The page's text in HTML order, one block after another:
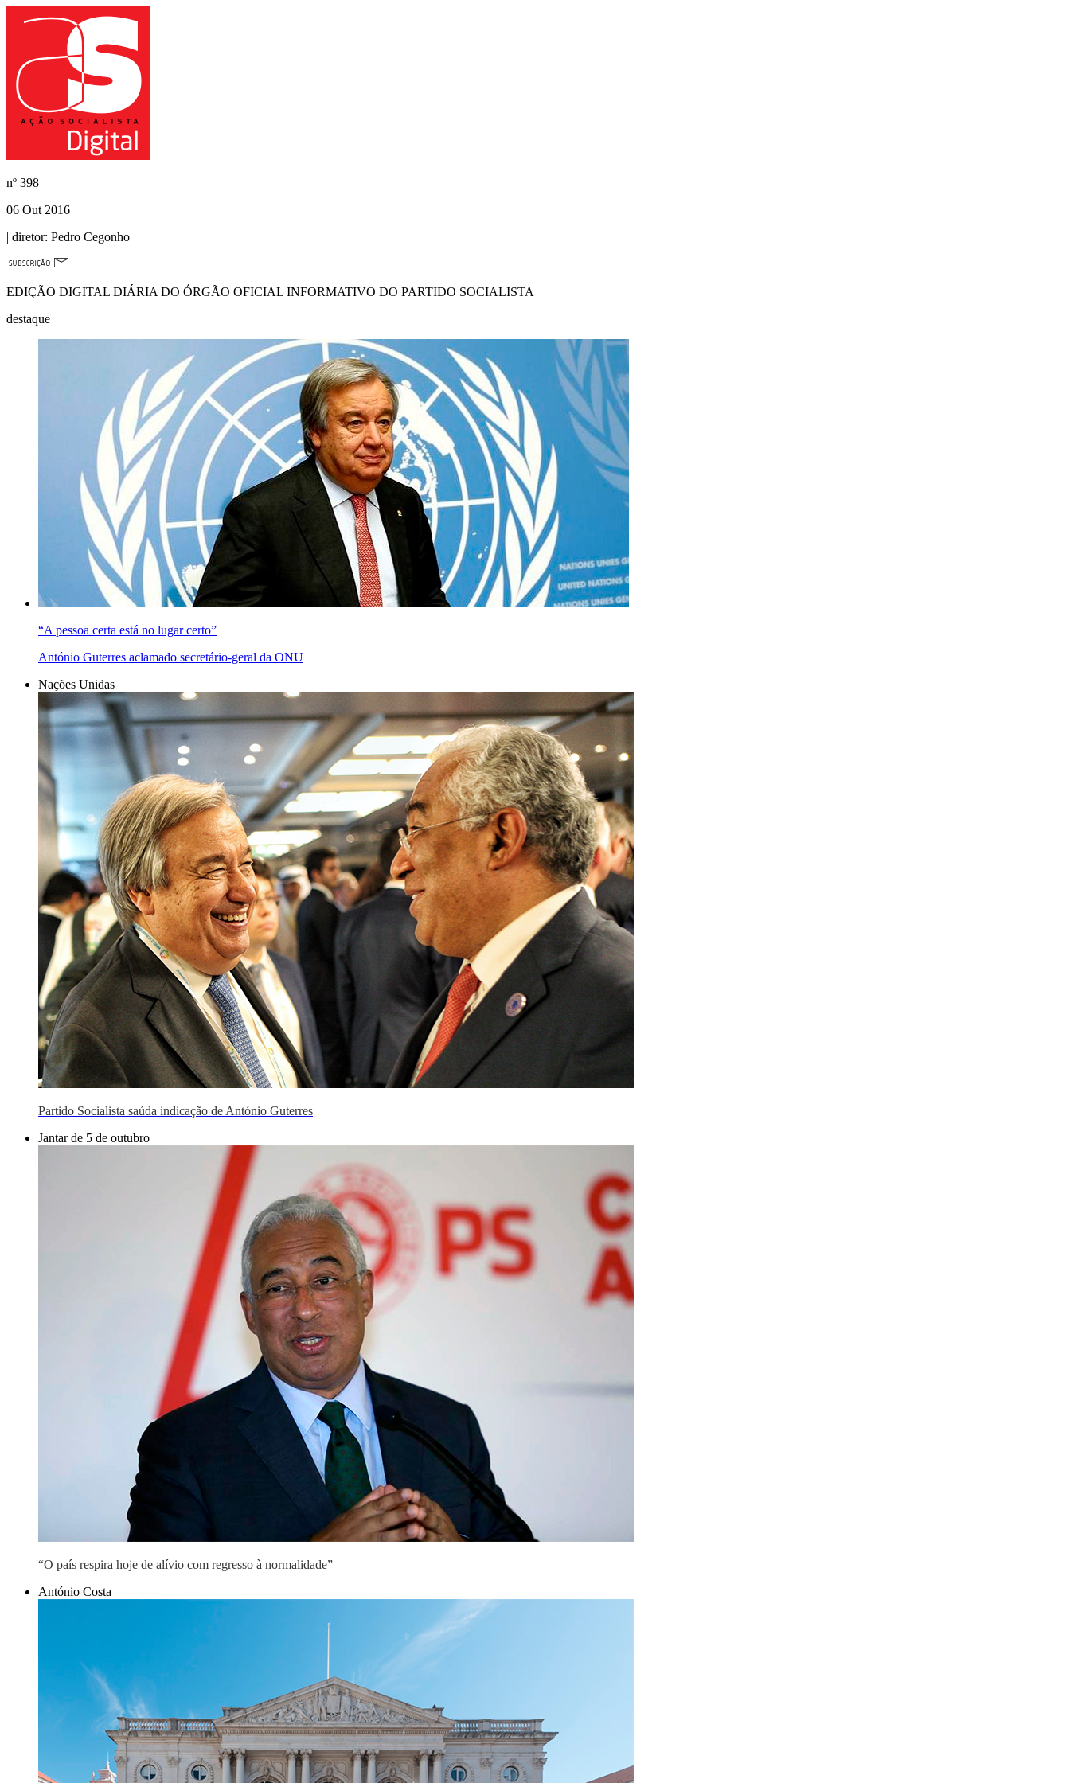
nº 398
06 Out 2016
| diretor: Pedro Cegonho
EDIÇÃO DIGITAL DIÁRIA DO ÓRGÃO OFICIAL INFORMATIVO DO PARTIDO SOCIALISTA
destaque
“A pessoa certa está no lugar certo”
António Guterres aclamado secretário-geral da ONU
Nações Unidas
Partido Socialista saúda indicação de António Guterres
Jantar de 5 de outubro
“O país respira hoje de alívio com regresso à normalidade”
António Costa